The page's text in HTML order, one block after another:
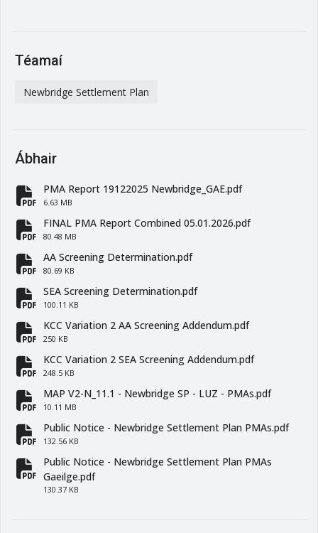
Téamaí
Newbridge Settlement Plan
Ábhair
fa-file-pdf
PMA Report 19122025 Newbridge_GAE.pdf
6.63 MB
fa-file-pdf
FINAL PMA Report Combined 05.01.2026.pdf
80.48 MB
fa-file-pdf
AA Screening Determination.pdf
80.69 KB
fa-file-pdf
SEA Screening Determination.pdf
100.11 KB
fa-file-pdf
KCC Variation 2 AA Screening Addendum.pdf
250 KB
fa-file-pdf
KCC Variation 2 SEA Screening Addendum.pdf
248.5 KB
fa-file-pdf
MAP V2-N_11.1 - Newbridge SP - LUZ - PMAs.pdf
10.11 MB
fa-file-pdf
Public Notice - Newbridge Settlement Plan PMAs.pdf
132.56 KB
fa-file-pdf
Public Notice - Newbridge Settlement Plan PMAs
Gaeilge.pdf
130.37 KB